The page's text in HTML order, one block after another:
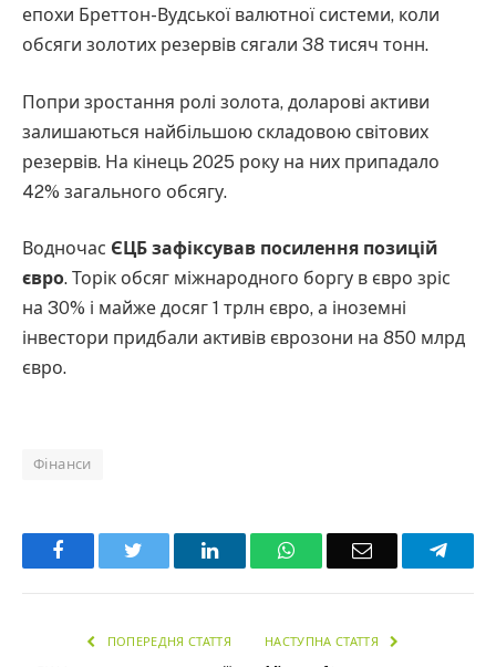
епохи Бреттон-Вудської валютної системи, коли
обсяги золотих резервів сягали 38 тисяч тонн.
Попри зростання ролі золота, доларові активи
залишаються найбільшою складовою світових
резервів. На кінець 2025 року на них припадало
42% загального обсягу.
Водночас ЄЦБ зафіксував посилення позицій
євро. Торік обсяг міжнародного боргу в євро зріс
на 30% і майже досяг 1 трлн євро, а іноземні
інвестори придбали активів єврозони на 850 млрд
євро.
Фінанси
Facebook LinkedInWhatsAppEmail
ПОПЕРЕДНЯ СТАТТЯ НАСТУПНА СТАТТЯ